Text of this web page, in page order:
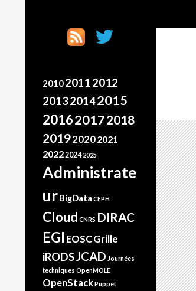
Going the extra mile
20102011 2012
201320142015
201620172018
201920202021
20222024 2025
Administrate
urBigData CEPH
Cloud CNRS DIRAC
EGI EOSCGrille
iRODSJCAD Journées
techniques OpenMOLE
OpenStackPuppet